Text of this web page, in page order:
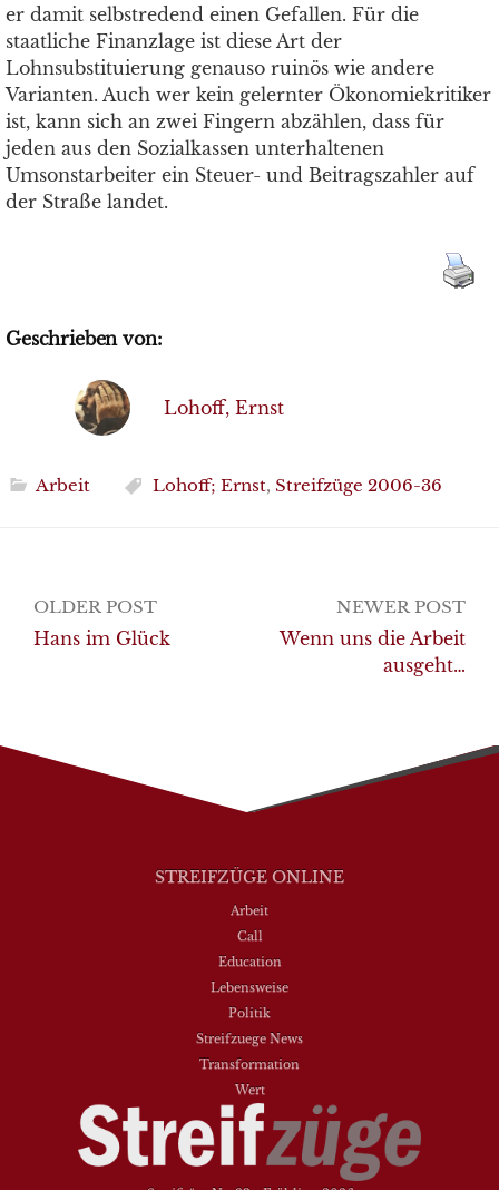
er damit selbstredend einen Gefallen. Für die
staatliche Finanzlage ist diese Art der
Lohnsubstituierung genauso ruinös wie andere
Varianten. Auch wer kein gelernter Ökonomiekritiker
ist, kann sich an zwei Fingern abzählen, dass für
jeden aus den Sozialkassen unterhaltenen
Umsonstarbeiter ein Steuer- und Beitragszahler auf
der Straße landet.
Geschrieben von:
Lohoff, Ernst
Arbeit Lohoff; Ernst, Streifzüge 2006-36
Post
navigation
OLDER POST
Hans im Glück
NEWER POST
Wenn uns die Arbeit
ausgeht…
STREIFZÜGE ONLINE
Arbeit
Call
Education
Lebensweise
Politik
Streifzuege News
Transformation
Wert